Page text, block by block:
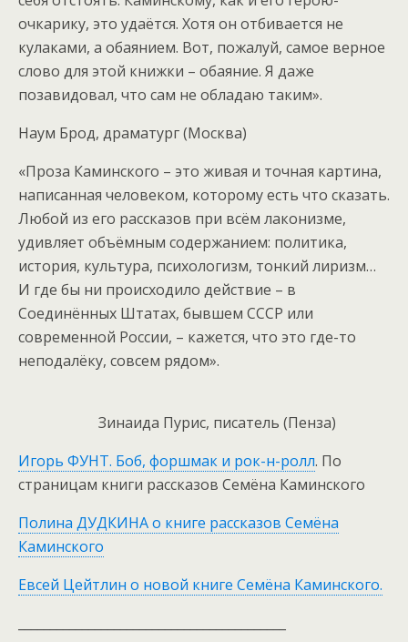
очкарику, это удаётся. Хотя он отбивается не
кулаками, а обаянием. Вот, пожалуй, самое верное
слово для этой книжки – обаяние. Я даже
позавидовал, что сам не обладаю таким».
Наум Брод, драматург (Москва)
«Проза Каминского – это живая и точная картина,
написанная человеком, которому есть что сказать.
Любой из его рассказов при всём лаконизме,
удивляет объёмным содержанием: политика,
история, культура, психологизм, тонкий лиризм…
И где бы ни происходило действие – в
Соединённых Штатах, бывшем СССР или
современной России, – кажется, что это где-то
неподалёку, совсем рядом».
Зинаида Пурис, писатель (Пенза)
Игорь ФУНТ. Боб, форшмак и рок-н-ролл. По
страницам книги рассказов Семёна Каминского
Полина ДУДКИНА о книге рассказов Семёна
Каминского
Евсей Цейтлин о новой книге Семёна Каминского.